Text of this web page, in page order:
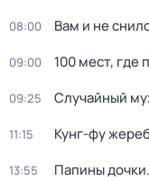
08:00 Вам и не
09:00 100 мест, где
09:25 Случайный
11:15 Кунг-фу
13:55 Папины